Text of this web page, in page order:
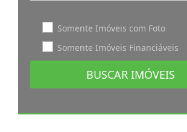
Somente Imóveis com Foto
Somente Imóveis Financiáveis
BUSCAR IMÓVEIS